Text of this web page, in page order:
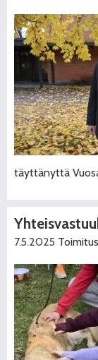
täyttänyttä
7.5.2025 Toimitus